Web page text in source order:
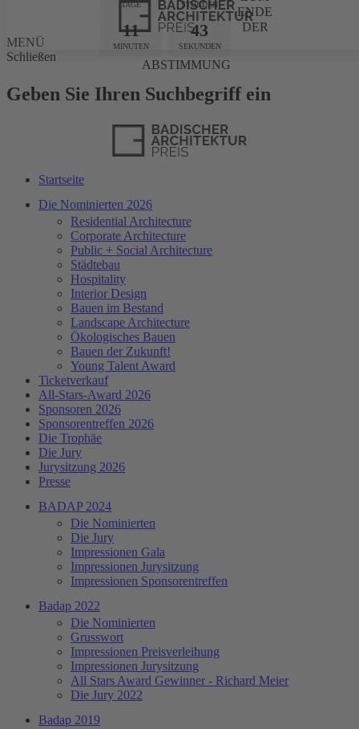
TAGE STUNDEN
11
MINUTEN
43
SEKUNDEN
ENDE
DER
ABSTIMMUNG
MENÜ
Schließen
Geben Sie Ihren Suchbegriff ein
Startseite
Die Nominierten 2026
Residential Architecture
Corporate Architecture
Public + Social Architecture
Städtebau
Hospitality
Interior Design
Bauen im Bestand
Landscape Architecture
Ökologisches Bauen
Bauen der Zukunft!
Young Talent Award
Ticketverkauf
All-Stars-Award 2026
Sponsoren 2026
Sponsorentreffen 2026
Die Trophäe
Die Jury
Jurysitzung 2026
Presse
BADAP 2024
Die Nominierten
Die Jury
Impressionen Gala
Impressionen Jurysitzung
Impressionen Sponsorentreffen
Badap 2022
Die Nominierten
Grusswort
Impressionen Preisverleihung
Impressionen Jurysitzung
All Stars Award Gewinner - Richard Meier
Die Jury 2022
Badap 2019